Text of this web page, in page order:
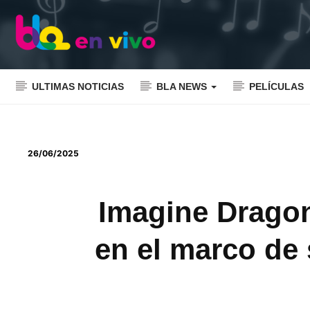
ULTIMAS NOTICIAS BLA NEWS PELÍCULAS
26/06/2025
Imagine
en el marco